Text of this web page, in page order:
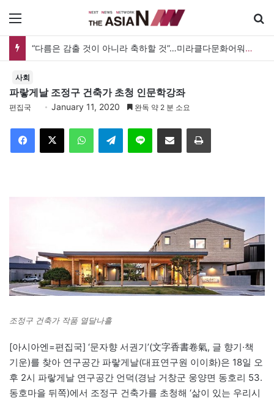
“다름은 감출 것이 아니라 축하할 것”…미라클다문화어워드가 그리는 ‘공존’의 미래
사회
파랗게날 조정구 건축가 초청 인문학강좌
편집국 January 11, 2020 완독 약 2 분 소요
Telegram 이메일
조정구 건축가 작품 열달나흘
[아시아엔=편집국] ‘문자향 서권기’(文字香書卷氣, 글 향기·책
기운)를 찾아 연구공간 파랗게날(대표연구원 이이화)은 18일 오
후 2시 파랗게날 연구공간 언덕(경남 거창군 웅양면 동호리 53.
동호마을 뒤쪽)에서 조정구 건축가를 초청해 ‘삶이 있는 우리시